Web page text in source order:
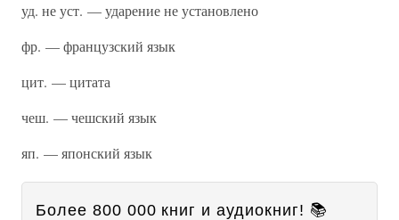
уд. не уст. — ударение не установлено
фр. — французский язык
цит. — цитата
чеш. — чешский язык
яп. — японский язык
Более 800 000 книг и аудиокниг! 📚